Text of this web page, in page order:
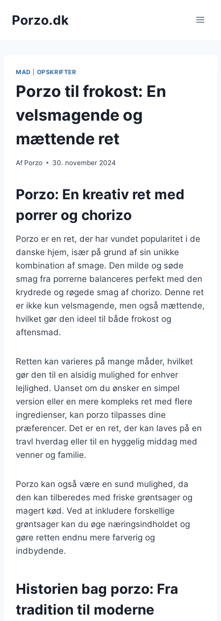
Porzo.dk
MAD OPSKRIFTER
Porzo til frokost: En
velsmagende og
mættende ret
Af Porzo 30. november 2024
Porzo: En kreativ ret med
porrer og chorizo
Porzo er en ret, der har vundet popularitet i de
danske hjem, især på grund af sin unikke
kombination af smage. Den milde og søde
smag fra porrerne balanceres perfekt med den
krydrede og røgede smag af chorizo. Denne ret
er ikke kun velsmagende, men også mættende,
hvilket gør den ideel til både frokost og
aftensmad.
Retten kan varieres på mange måder, hvilket
gør den til en alsidig mulighed for enhver
lejlighed. Uanset om du ønsker en simpel
version eller en mere kompleks ret med flere
ingredienser, kan porzo tilpasses dine
præferencer. Det er en ret, der kan laves på en
travl hverdag eller til en hyggelig middag med
venner og familie.
Porzo kan også være en sund mulighed, da
den kan tilberedes med friske grøntsager og
magert kød. Ved at inkludere forskellige
grøntsager kan du øge næringsindholdet og
gøre retten endnu mere farverig og
indbydende.
Historien bag porzo: Fra
tradition til moderne